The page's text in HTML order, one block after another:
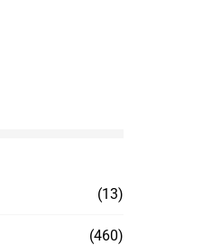
(13)
(460)